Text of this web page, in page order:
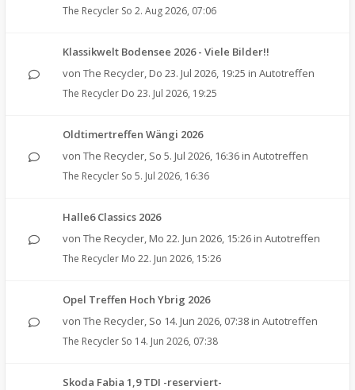
The Recycler So 2. Aug 2026, 07:06
Klassikwelt Bodensee 2026 - Viele Bilder!!
von The Recycler, Do 23. Jul 2026, 19:25 in Autotreffen
The Recycler Do 23. Jul 2026, 19:25
Oldtimertreffen Wängi 2026
von The Recycler, So 5. Jul 2026, 16:36 in Autotreffen
The Recycler So 5. Jul 2026, 16:36
Halle6 Classics 2026
von The Recycler, Mo 22. Jun 2026, 15:26 in Autotreffen
The Recycler Mo 22. Jun 2026, 15:26
Opel Treffen Hoch Ybrig 2026
von The Recycler, So 14. Jun 2026, 07:38 in Autotreffen
The Recycler So 14. Jun 2026, 07:38
Skoda Fabia 1,9 TDI -reserviert-